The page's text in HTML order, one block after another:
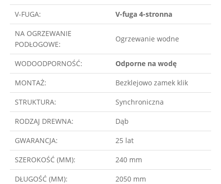
V-FUGA: V-fuga 4-stronna
NA OGRZEWANIE
PODŁOGOWE:
Ogrzewanie wodne
WODOODPORNOŚĆ: Odporne na wodę
MONTAŻ: Bezklejowo zamek klik
STRUKTURA: Synchroniczna
RODZAJ DREWNA: Dąb
GWARANCJA: 25 lat
SZEROKOŚĆ (MM): 240 mm
DŁUGOŚĆ (MM): 2050 mm